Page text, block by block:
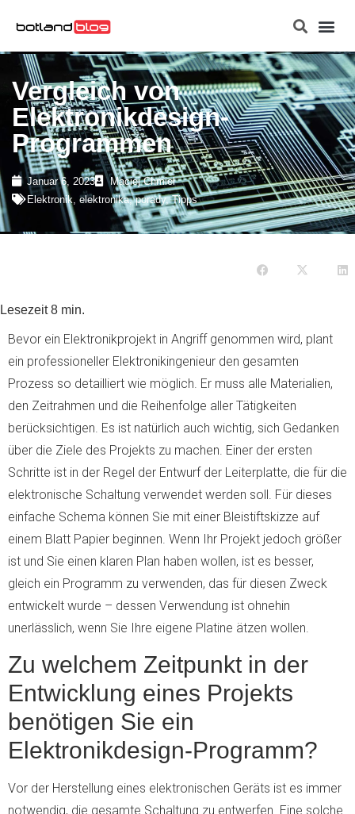
Vergleich von
Elektronikdesign-
Programmen
Januar 6, 2023
Maciej Chmiel
Elektronik elektronika,porady,Tipps
Lesezeit 8 min.
Bevor ein Elektronikprojekt in Angriff genommen wird, plant
ein professioneller Elektronikingenieur den gesamten
Prozess so detailliert wie möglich. Er muss alle Materialien,
den Zeitrahmen und die Reihenfolge aller Tätigkeiten
berücksichtigen. Es ist natürlich auch wichtig, sich Gedanken
über die Ziele des Projekts zu machen. Einer der ersten
Schritte ist in der Regel der Entwurf der Leiterplatte, die für die
elektronische Schaltung verwendet werden soll. Für dieses
einfache Schema können Sie mit einer Bleistiftskizze auf
einem Blatt Papier beginnen. Wenn Ihr Projekt jedoch größer
ist und Sie einen klaren Plan haben wollen, ist es besser,
gleich ein Programm zu verwenden, das für diesen Zweck
entwickelt wurde – dessen Verwendung ist ohnehin
unerlässlich, wenn Sie Ihre eigene Platine ätzen wollen.
Zu welchem Zeitpunkt in der
Entwicklung eines Projekts
benötigen Sie ein
Elektronikdesign-Programm?
Vor der Herstellung eines elektronischen Geräts ist es immer
notwendig, die gesamte Schaltung zu entwerfen. Eine solche